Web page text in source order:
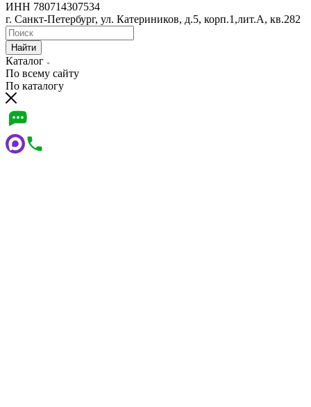
ИНН 780714307534
г. Санкт-Петербург, ул. Катериников, д.5, корп.1,лит.А, кв.282
Найти
Каталог
По всему сайту
По каталогу